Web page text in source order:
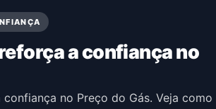
a confiança no
no Preço do Gás. Veja como